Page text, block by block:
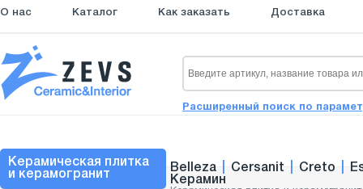
О нас Каталог Как заказать Доставка
Расширенный поиск по
Керамическая плитка
и керамогранит
Belleza Cersanit Creto
Керамин